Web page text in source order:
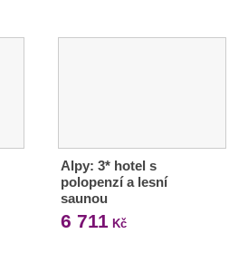
Alpy: 3* hotel s
polopenzí a lesní
saunou
6 711 Kč